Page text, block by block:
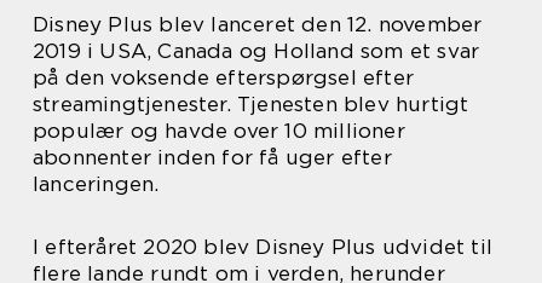
Disney Plus blev lanceret den 12. november
2019 i USA, Canada og Holland som et svar
på den voksende efterspørgsel efter
streamingtjenester. Tjenesten blev hurtigt
populær og havde over 10 millioner
abonnenter inden for få uger efter
lanceringen.
I efteråret 2020 blev Disney Plus udvidet til
flere lande rundt om i verden, herunder